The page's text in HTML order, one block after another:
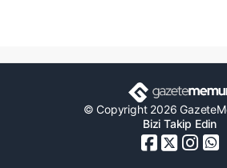
© Copyright 2026
Bizi Takip Edin